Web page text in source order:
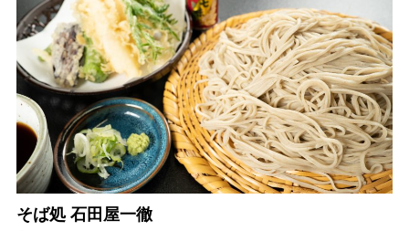
そば処 石田屋一徹